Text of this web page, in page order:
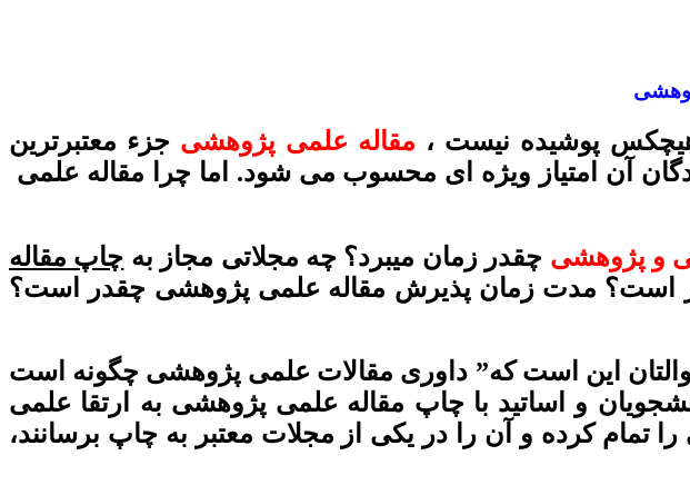
پوشیده نیست ، مقاله علمی پژوهشی جزء معتبرترین
آن امتیاز ویژه ای محسوب می شود. اما چرا مقاله علمی
و پژوهشی چقدر زمان میبرد؟ چه مجلاتی مجاز به چاپ مقاله
است؟ مدت زمان پذیرش مقاله علمی پژوهشی چقدر است؟
این است که” داوری مقالات علمی پژوهشی چگونه است
و اساتید با چاپ مقاله علمی پژوهشی به ارتقا علمی
کرده و آن را در یکی از مجلات معتبر به چاپ برسانند،